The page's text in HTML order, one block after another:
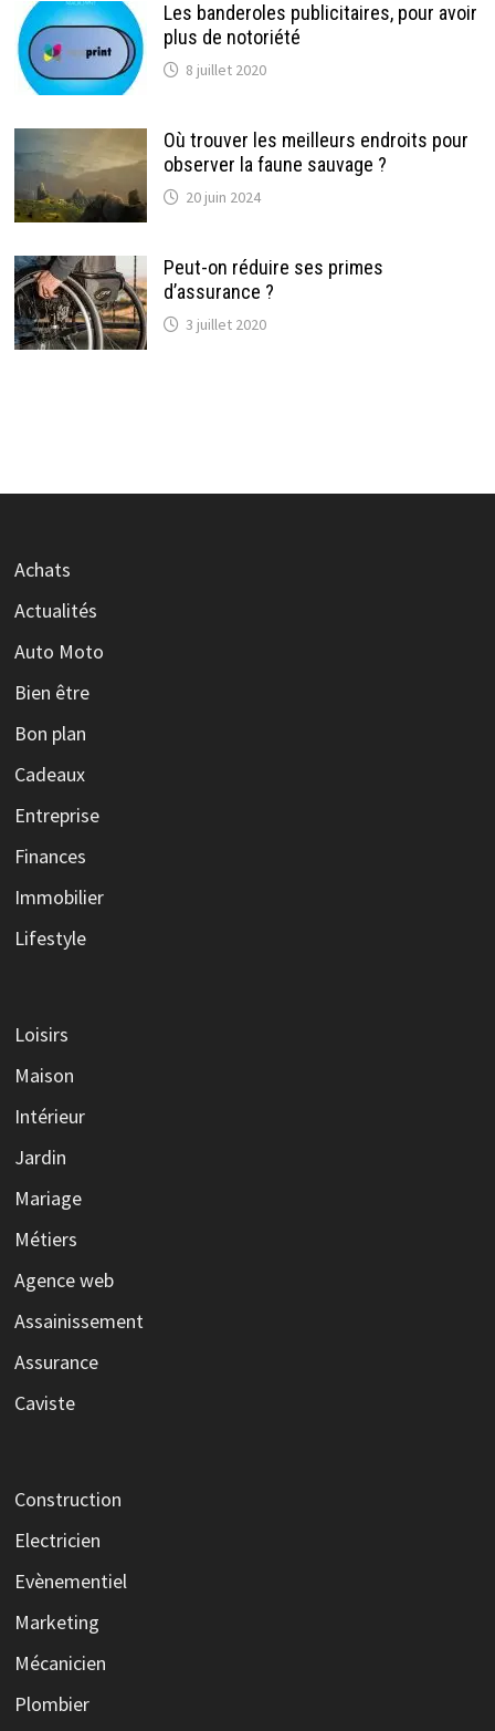
Les banderoles publicitaires, pour avoir
plus de notoriété
8 juillet 2020
Où trouver les meilleurs endroits pour
observer la faune sauvage ?
20 juin 2024
Peut-on réduire ses primes
d’assurance ?
3 juillet 2020
Achats
Actualités
Auto Moto
Bien être
Bon plan
Cadeaux
Entreprise
Finances
Immobilier
Lifestyle
Loisirs
Maison
Intérieur
Jardin
Mariage
Métiers
Agence web
Assainissement
Assurance
Caviste
Construction
Electricien
Evènementiel
Marketing
Mécanicien
Plombier